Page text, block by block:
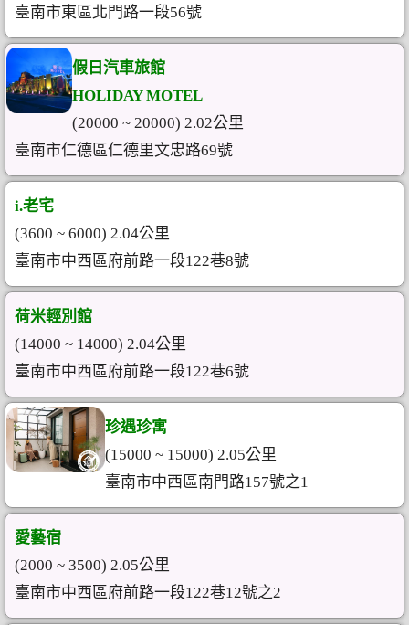
臺南市東區北門路一段56號
假日汽車旅館
HOLIDAY MOTEL
(20000 ~ 20000) 2.02公里
臺南市仁德區仁德里文忠路69號
i.老宅
(3600 ~ 6000) 2.04公里
臺南市中西區府前路一段122巷8號
荷米輕別館
(14000 ~ 14000) 2.04公里
臺南市中西區府前路一段122巷6號
珍遇珍寓
(15000 ~ 15000) 2.05公里
臺南市中西區南門路157號之1
愛藝宿
(2000 ~ 3500) 2.05公里
臺南市中西區府前路一段122巷12號之2